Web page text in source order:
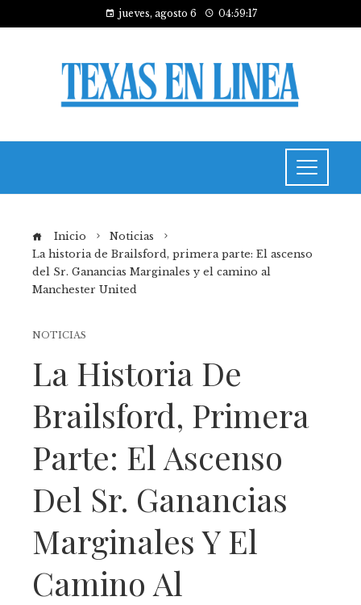
jueves, agosto 6 04:59:18
Inicio
Noticias
La historia de Brailsford, primera parte: El ascenso
del Sr. Ganancias Marginales y el camino al
Manchester United
NOTICIAS
La Historia De
Brailsford, Primera
Parte: El Ascenso
Del Sr. Ganancias
Marginales Y El
Camino Al